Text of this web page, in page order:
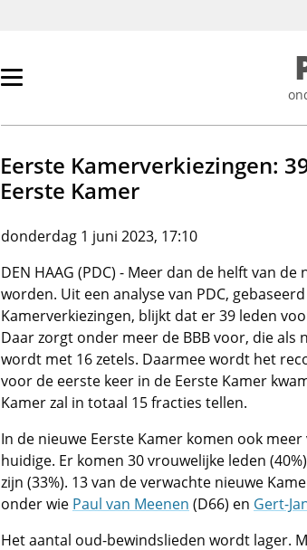
Primair
tonen/verbergen
Eerste Kamerverkiezingen:
Eerste Kamer
donderdag 1 juni 2023, 17:10
DEN HAAG (PDC) - Meer dan de helft van
worden. Uit een analyse van PDC,
Kamerverkiezingen, blijkt dat er 39 leden
Daar zorgt onder meer de BBB voor, die
wordt met 16 zetels. Daarmee wordt het
voor de eerste keer in de Eerste Kamer
Kamer zal in totaal 15 fracties tellen.
In de nieuwe Eerste Kamer komen ook
huidige. Er komen 30 vrouwelijke leden
zijn (33%). 13 van de verwachte nieuwe
onder wie Paul van Meenen (D66) en Gert-
Het aantal oud-bewindslieden wordt lager.